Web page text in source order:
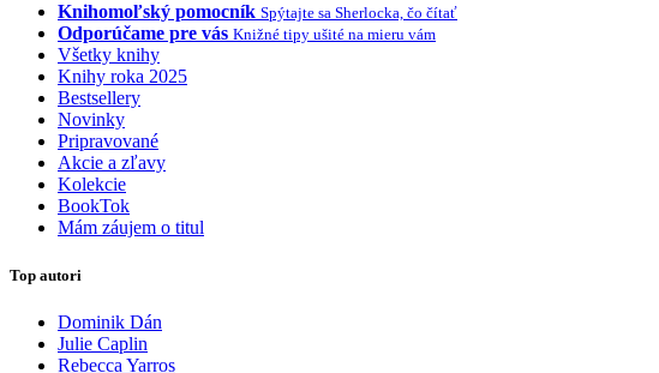
Knihomoľský pomocník Spýtajte sa Sherlocka, čo čítať
Odporúčame pre vás Knižné tipy ušité na mieru vám
Všetky knihy
Knihy roka 2025
Bestsellery
Novinky
Pripravované
Akcie a zľavy
Kolekcie
BookTok
Mám záujem o titul
Top autori
Dominik Dán
Julie Caplin
Rebecca Yarros